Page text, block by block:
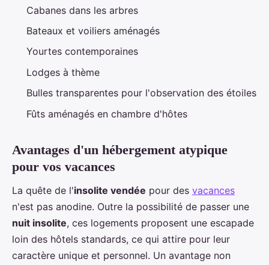
Cabanes dans les arbres
Bateaux et voiliers aménagés
Yourtes contemporaines
Lodges à thème
Bulles transparentes pour l'observation des étoiles
Fûts aménagés en chambre d'hôtes
Avantages d'un hébergement atypique
pour vos vacances
La quête de l'insolite vendée pour des vacances
n'est pas anodine. Outre la possibilité de passer une
nuit insolite, ces logements proposent une escapade
loin des hôtels standards, ce qui attire pour leur
caractère unique et personnel. Un avantage non